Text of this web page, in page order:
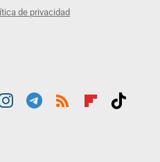
de privacidad